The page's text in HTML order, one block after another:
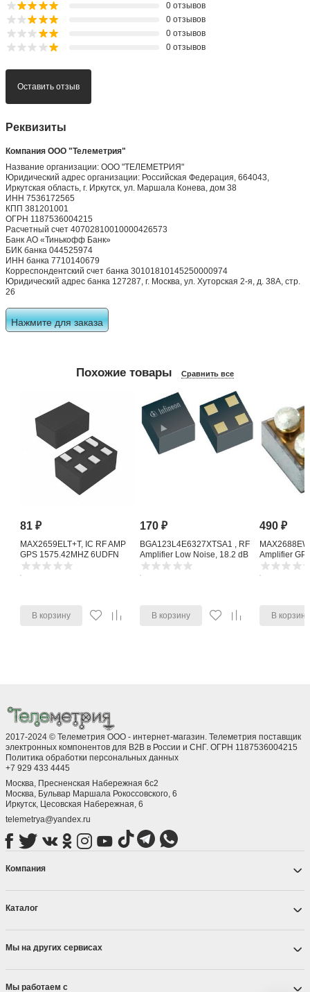
0 отзывов
0 отзывов
0 отзывов
0 отзывов
Оставить отзыв
Реквизиты
Компания ООО "Телеметрия"
Название организации: ООО "ТЕЛЕМЕТРИЯ"
Юридический адрес организации: Российская Федерация, 664043,
Иркутская область, г. Иркутск, ул. Маршала Конева, дом 38
ИНН 7536172565
КПП 381201001
ОГРН 1187536004215
Расчетный счет 40702810010000426573
Банк АО «Тинькофф Банк»
БИК банка 044525974
ИНН банка 7710140679
Корреспондентский счет банка 30101810145250000974
Юридический адрес банка 127287, г. Москва, ул. Хуторская 2-я, д. 38А, стр.
26
Нажмите для заказа
Похожие товары Сравнить все
81₽
MAX2659ELT+T, IC RF AMP
GPS 1575.42MHZ 6UDFN
В корзину
170₽
BGA123L4E6327XTSA1 , RF
Amplifier Low Noise, 18.2 dB
1615 MHz, 4-Pin TSLP-4-11
В корзину
490₽
Amplifier
Noise
В корзину
2017-2024 © Телеметрия ООО - интернет-магазин. Телеметрия поставщик
электронных компонентов для B2B в России и СНГ. ОГРН 1187536004215
Политика обработки персональных данных
+7 929 433 4445
Москва, Пресненская Набережная 6с2
Москва, ​Бульвар Маршала Рокоссовского, 6
Иркутск, ​Цесовская Набережная, 6
telemetrya@yandex.ru
Компания
Каталог
Мы на других сервисах
Мы работаем с